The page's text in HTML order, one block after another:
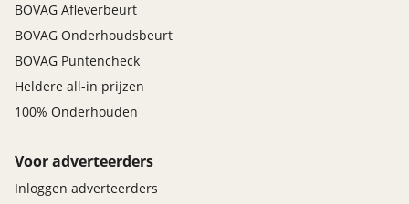
BOVAG Afleverbeurt
BOVAG Onderhoudsbeurt
BOVAG Puntencheck
Heldere all-in prijzen
100% Onderhouden
Voor adverteerders
Inloggen adverteerders